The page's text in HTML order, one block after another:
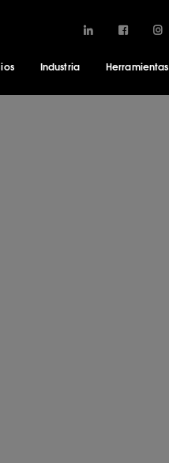
Industria Herramientas